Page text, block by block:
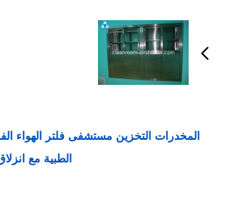
المخدرات التخزين مستشفى فلتر الهواء
الطبية مع